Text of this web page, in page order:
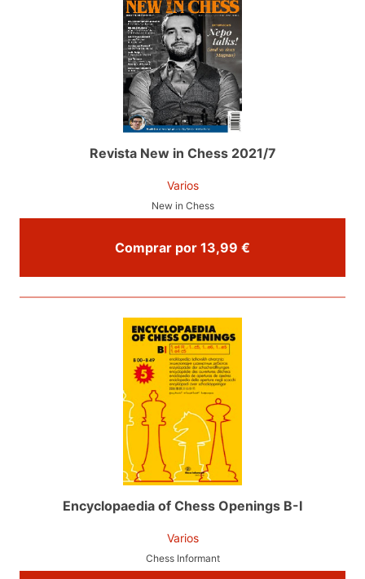
Revista New in Chess 2021/7
Varios
New in Chess
Comprar por 13,99 €
Encyclopaedia of Chess Openings B-I
Varios
Chess Informant